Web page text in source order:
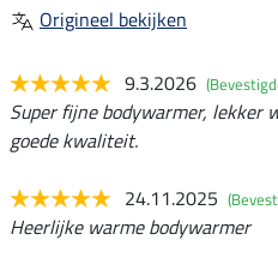
Origineel bekijken
9.3.2026
Super fijne bodywarmer, lekker
goede kwaliteit.
24.11.2025
Heerlijke warme bodywarmer